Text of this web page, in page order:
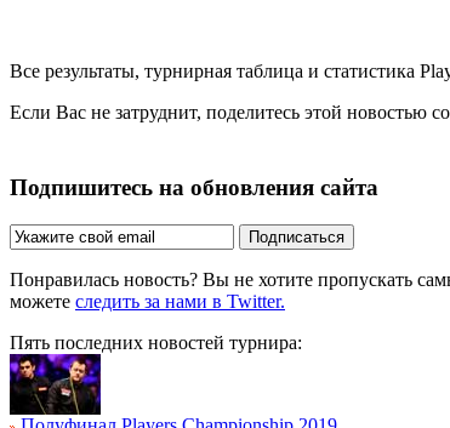
Все результаты, турнирная таблица и статистика
Если Вас не затруднит, поделитесь этой новостью
Подпишитесь на обновления сайта
Подписаться
Понравилась новость? Вы не хотите пропускать
можете следить за нами в Twitter.
Пять последних новостей турнира: